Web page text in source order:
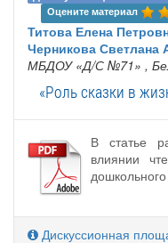
Оцените материал
Титова Елена
Черникова Светлана
МБДОУ «Д/С №71» ,
«Роль сказки в
В статье
влиянии
Дискуссионная